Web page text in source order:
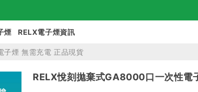
煙 RELX電子煙資訊
子煙 無需充電 正品現貨
RELX悅刻拋棄式GA8000口一次性電